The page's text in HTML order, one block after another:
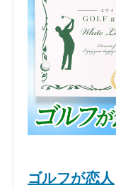
ゴルフが恋人